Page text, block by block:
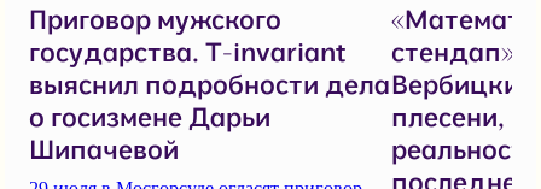
Приговор мужского
государства. T-invariant
выяснил подробности дела
о госизмене Дарьи
Шипачевой
стендап».
плесени,